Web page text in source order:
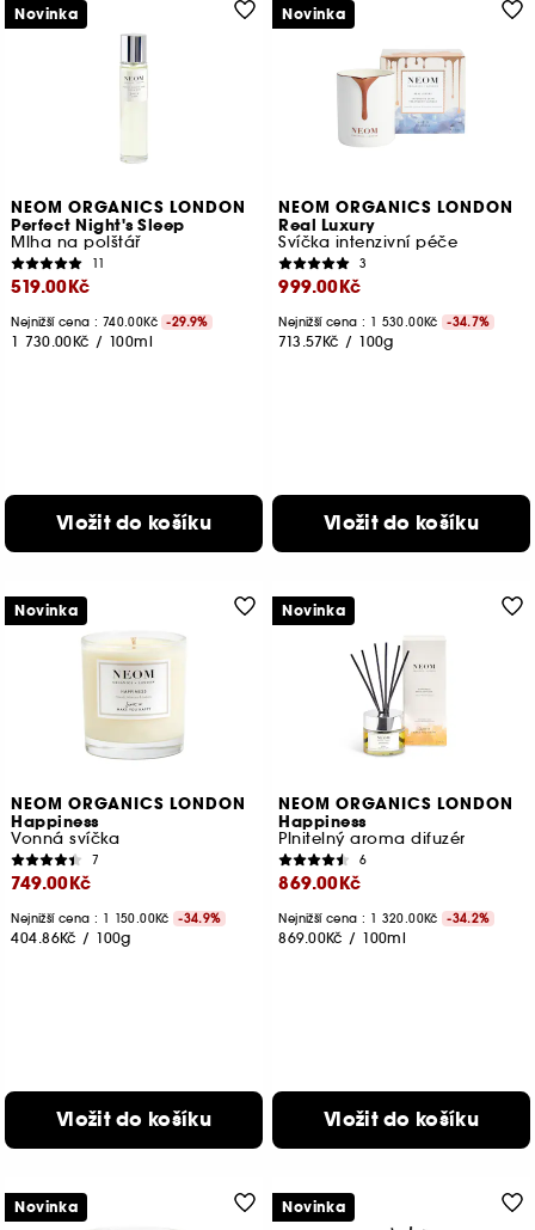
NEOM ORGANICS LONDON
Perfect Night's Sleep
Mlha na polštář
11
519.00Kč
Nejnižší cena : 740.00Kč -29.9%
1 730.00Kč / 100ml
Vložit do košíku
Novinka
NEOM ORGANICS LONDON
Real Luxury
Svíčka intenzivní péče
3
999.00Kč
Nejnižší cena : 1 530.00Kč -34.7%
713.57Kč / 100g
Vložit do košíku
Novinka
NEOM ORGANICS LONDON
Happiness
Vonná svíčka
7
749.00Kč
Nejnižší cena : 1 150.00Kč -34.9%
404.86Kč / 100g
Vložit do košíku
Novinka
NEOM ORGANICS LONDON
Happiness
Plnitelný aroma difuzér
6
869.00Kč
Nejnižší cena : 1 320.00Kč -34.2%
869.00Kč / 100ml
Vložit do košíku
Novinka
Novinka Novinka